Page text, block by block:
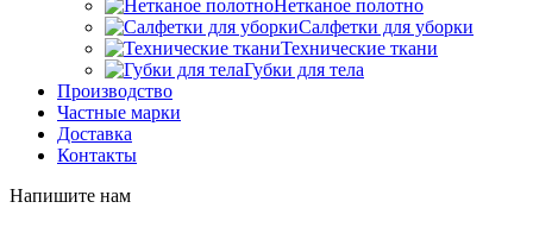
Нетканое полотно
Салфетки для уборки
Технические ткани
Губки для тела
Производство
Частные марки
Доставка
Контакты
Напишите нам